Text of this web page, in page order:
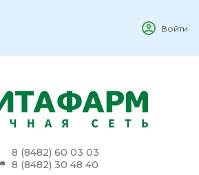
Войти
8 (8482) 60 03 03
8 (8482) 30 48 40